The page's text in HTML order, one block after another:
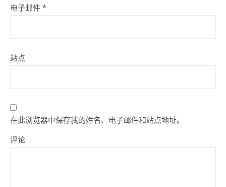
电子邮件 *
站点
在此浏览器中保存我的姓名、电子邮件和站点地址。
评论